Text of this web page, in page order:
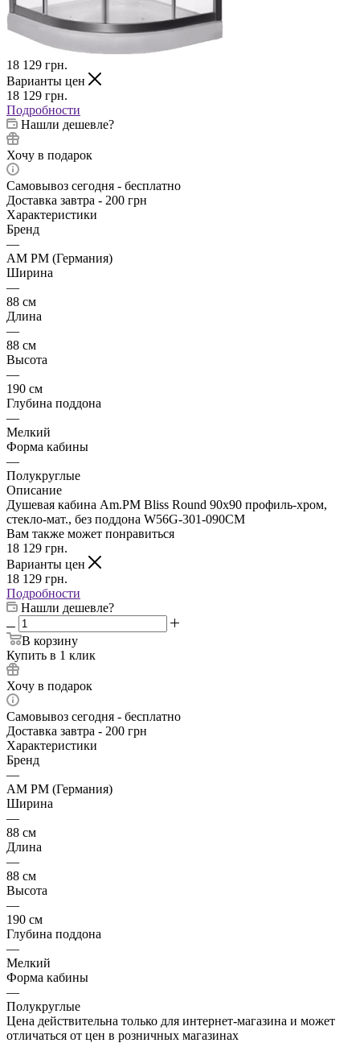
18 129 грн.
Варианты цен
18 129 грн.
Подробности
Нашли дешевле?
Хочу в подарок
Самовывоз сегодня - бесплатно
Доставка завтра - 200 грн
Характеристики
Бренд
—
AM PM (Германия)
Ширина
—
88 см
Длина
—
88 см
Высота
—
190 см
Глубина поддона
—
Мелкий
Форма кабины
—
Полукруглые
Описание
Душевая кабина Am.PM Bliss Round 90x90 профиль-хром,
стекло-мат., без поддона W56G-301-090CM
Вам также может понравиться
18 129 грн.
Варианты цен
18 129 грн.
Подробности
Нашли дешевле?
В корзину
Купить в 1 клик
Хочу в подарок
Самовывоз сегодня - бесплатно
Доставка завтра - 200 грн
Характеристики
Бренд
—
AM PM (Германия)
Ширина
—
88 см
Длина
—
88 см
Высота
—
190 см
Глубина поддона
—
Мелкий
Форма кабины
—
Полукруглые
Цена действительна только для интернет-магазина и может
отличаться от цен в розничных магазинах